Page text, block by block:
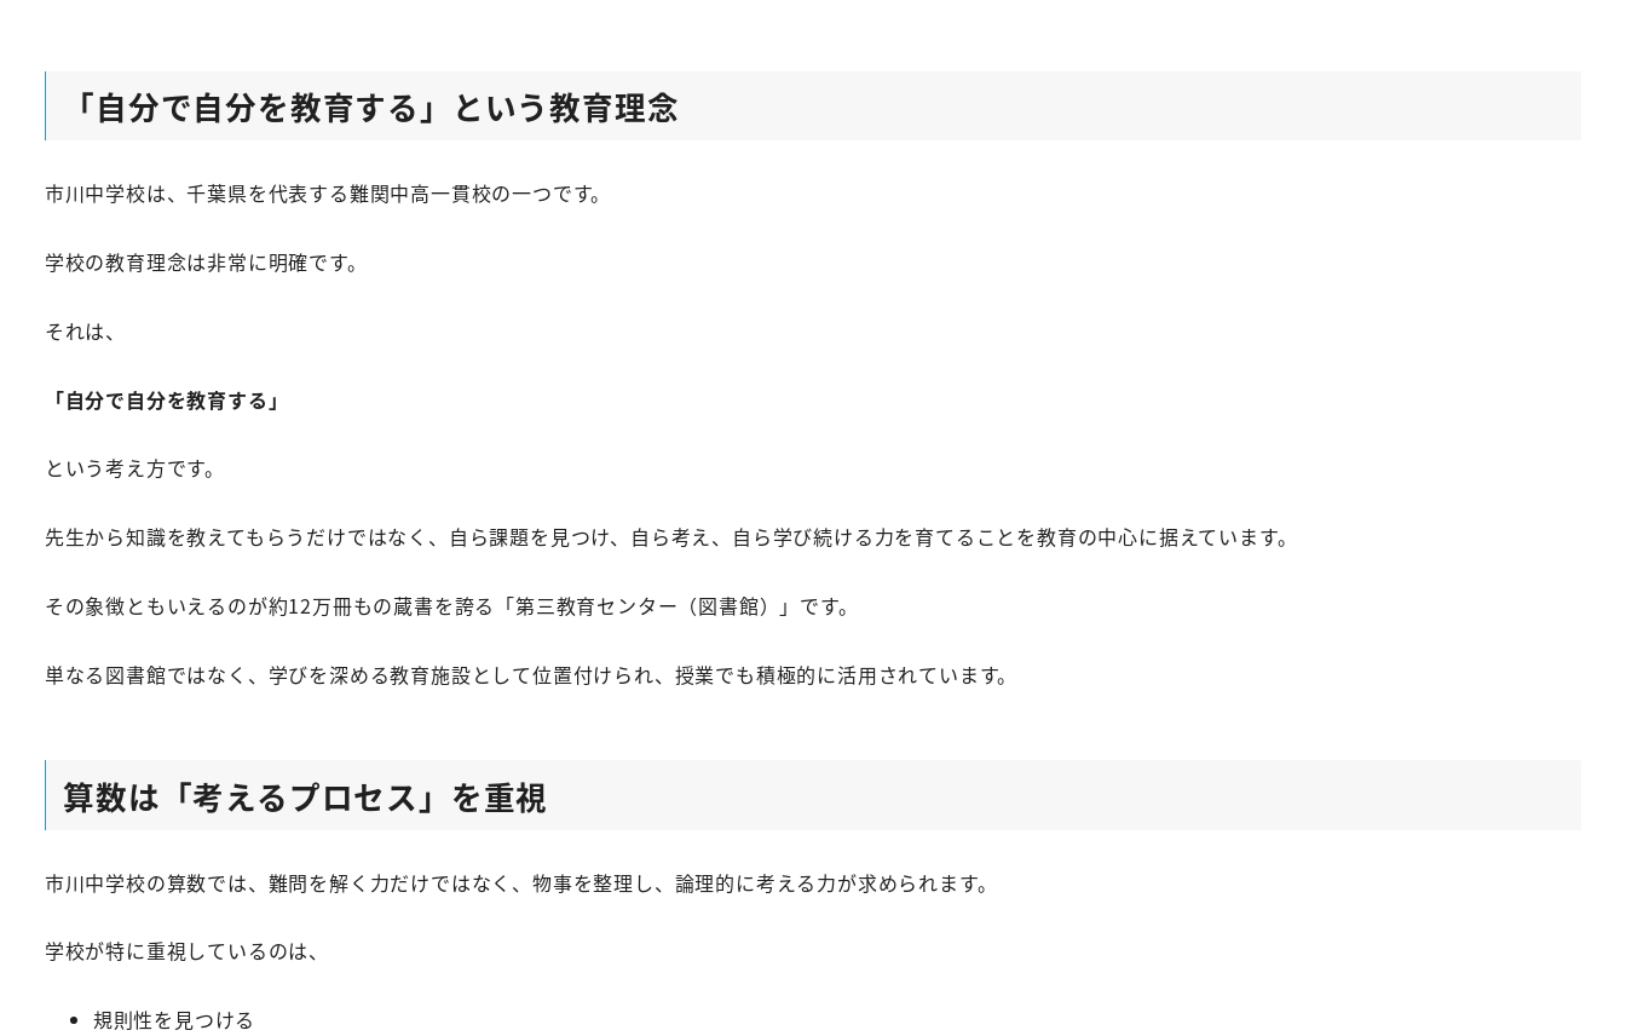
「自分で自分を教育する」という教育理念
市川中学校は、千葉県を代表する難関中高一貫校の一つです。
学校の教育理念は非常に明確です。
それは、
「自分で自分を教育する」
という考え方です。
先生から知識を教えてもらうだけではなく、自ら課題を見つけ、自ら考え、自ら学び続ける力を育てることを教育の中心に据えています。
その象徴ともいえるのが約12万冊もの蔵書を誇る「第三教育センター（図書館）」です。
単なる図書館ではなく、学びを深める教育施設として位置付けられ、授業でも積極的に活用されています。
算数は「考えるプロセス」を重視
市川中学校の算数では、難問を解く力だけではなく、物事を整理し、論理的に考える力が求められます。
学校が特に重視しているのは、
規則性を見つける